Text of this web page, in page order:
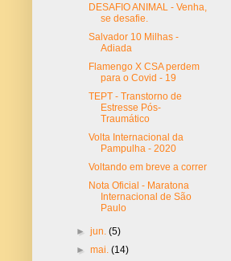
DESAFIO ANIMAL - Venha,
se desafie.
Salvador 10 Milhas -
Adiada
Flamengo X CSA perdem
para o Covid - 19
TEPT - Transtorno de
Estresse Pós-
Traumático
Volta Internacional da
Pampulha - 2020
Voltando em breve a correr
Nota Oficial - Maratona
Internacional de São
Paulo
►jun.(5)
►mai.(14)